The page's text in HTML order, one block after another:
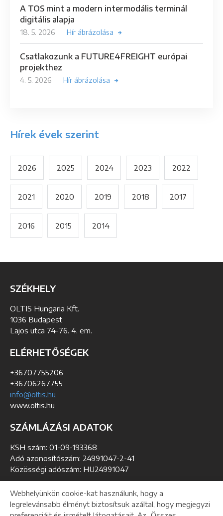
A TOS mint a modern intermodális terminál
digitális alapja
18. 5. 2026 Hír ábrázolása
Csatlakozunk a FUTURE4FREIGHT európai
projekthez
4. 5. 2026 Hír ábrázolása
Hírek évek szerint
2026 2025 2024 2023 2022
2021 2020 2019 2018 2017
2016 2015 2014
SZÉKHELY
OLTIS Hungaria Kft.
1036 Budapest
Lajos utca 74-76. 4. em.
ELÉRHETŐSÉGEK
+36707755206
+36706267755
info@oltis.hu
www.oltis.hu
SZÁMLÁZÁSI ADATOK
KSH szám: 01-09-193368
Adó azonosítószám: 24991047-2-41
Közösségi adószám: HU24991047
Helpdesk Letöltés Webmaster
Webhelyünkön cookie-kat használunk, hogy a
legrelevánsabb élményt biztosítsuk azáltal, hogy megjegyzi